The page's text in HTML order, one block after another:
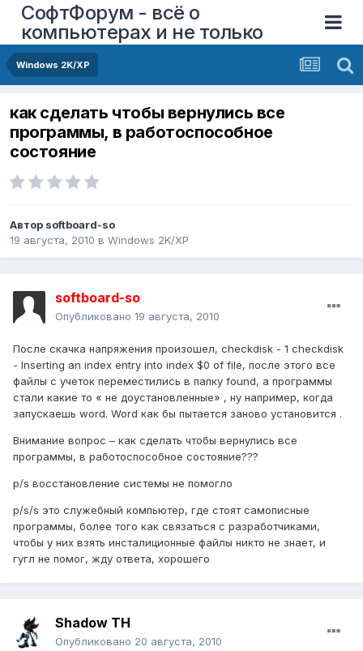
СофтФорум - всё о
компьютерах и не только
Windows 2K/XP
как сделать чтобы вернулись все
программы, в работоспособное
состояние
Автор softboard-so
19 августа, 2010 в Windows 2K/XP
softboard-so
Опубликовано 19 августа, 2010
После скачка напряжения произошел, checkdisk - 1 checkdisk
- Inserting an index entry into index $0 of file, после этого все
файлы с учеток переместились в папку found, а программы
стали какие то « не доустановленные» , ну например, когда
запускаешь word. Word как бы пытается заново установится .
Внимание вопрос – как сделать чтобы вернулись все
программы, в работоспособное состояние???
p/s восстановление системы не помогло
p/s/s это служебный компьютер, где стоят самописные
программы, более того как связаться с разработчиками,
чтобы у них взять инсталиционные файлы никто не знает, и
гугл не помог, жду ответа, хорошего
Shadow TH
Опубликовано 20 августа, 2010